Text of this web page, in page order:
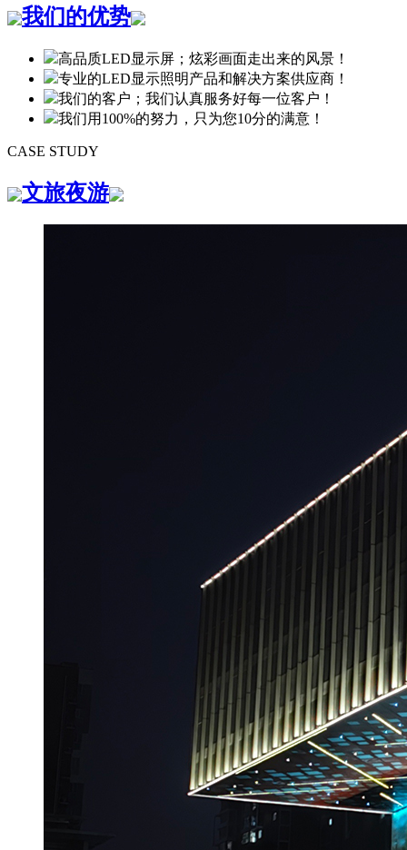
我们的优势
高品质LED显示屏；炫彩画面走出来的风景！
专业的LED显示照明产品和解决方案供应商！
我们的客户；我们认真服务好每一位客户！
我们用100%的努力，只为您10分的满意！
CASE STUDY
文旅夜游